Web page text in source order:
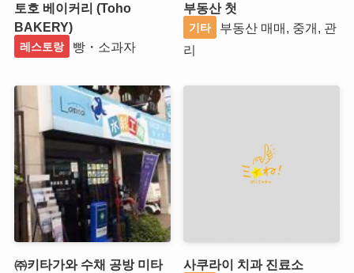
토호 베이커리 (Toho
BAKERY)
레스토랑 빵・소과자
부동산 첫
기타
부동산 매매, 중개, 관
리
㈜키타가와 수채 공방 미타
사쿠라이 치과 진료소